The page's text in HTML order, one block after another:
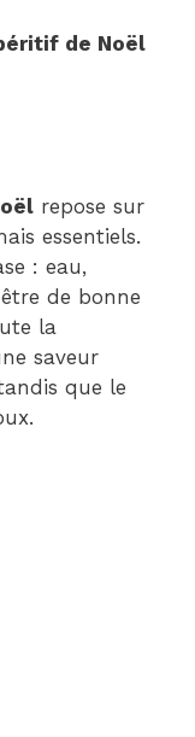
de Noël
repose sur
essentiels.
: eau,
de bonne
la
saveur
que le